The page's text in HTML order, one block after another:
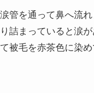
管を通って鼻へ流れ
詰まっていると涙が
被毛を赤茶色に染め